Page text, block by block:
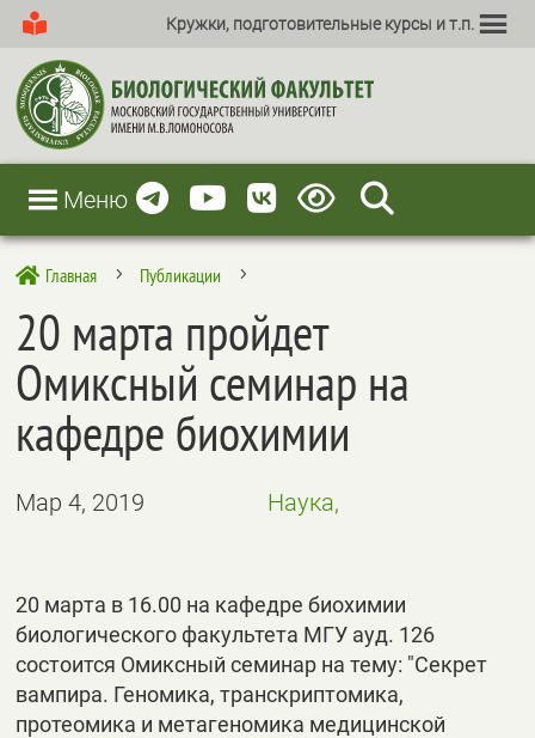
Кружки, подготовительные курсы и т.п.
Меню
 Главная 5 Публикации 5
20 марта пройдет
Омиксный семинар на
кафедре биохимии
Мар 4, 2019 Наука,
20 марта в 16.00 на кафедре биохимии
биологического факультета МГУ ауд. 126
состоится Омиксный семинар на тему: "Секрет
вампира. Геномика, транскриптомика,
протеомика и метагеномика медицинской